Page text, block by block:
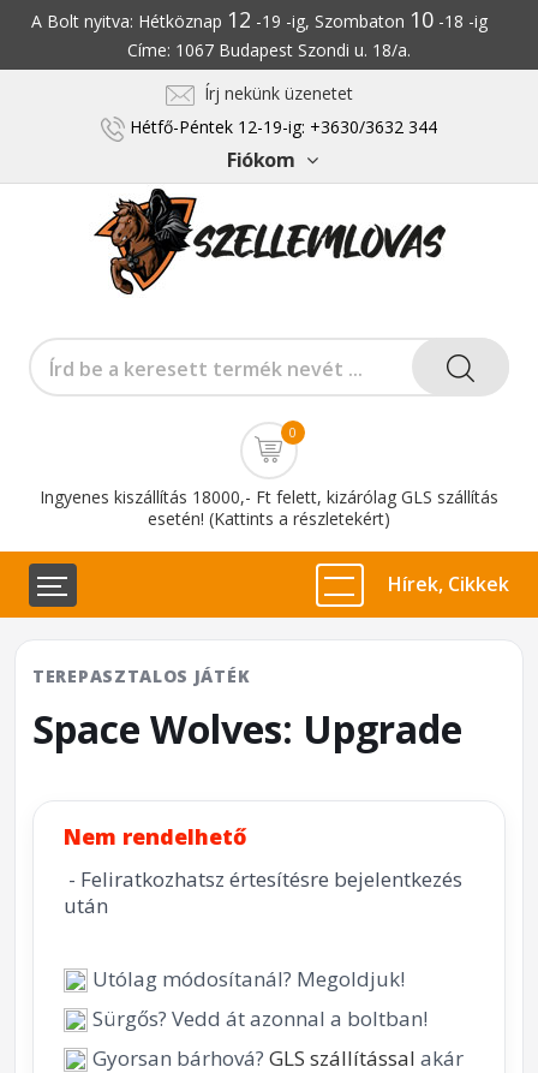
A Bolt nyitva: Hétköznap 12 -19 -ig, Szombaton 10-18 -ig
Címe: 1067 Budapest Szondi u. 18/a.
Írj nekünk üzenetet
Hétfő-Péntek 12-19-ig: +3630/3632 344
Fiókom
0
Ingyenes kiszállítás 18000,- Ft felett, kizárólag GLS szállítás
esetén! (Kattints a részletekért)
Hírek, Cikkek
TEREPASZTALOS JÁTÉK
Space Wolves: Upgrade
Nem rendelhető
- Feliratkozhatsz értesítésre bejelentkezés
után
Utólag módosítanál? Megoldjuk!
Sürgős? Vedd át azonnal a boltban!
Gyorsan bárhová? GLS szállítással akár